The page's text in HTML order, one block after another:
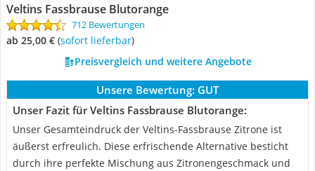
Veltins Fassbrause Blutorange
712 Bewertungen
ab 25,00 € ( Sofort lieferbar)
Preisvergleich und weitere Angebote
Unsere Bewertung: GUT
Unser Fazit für Veltins Fassbrause Blutorange:
Unser Gesamteindruck der Veltins-Fassbrause Zitrone ist
äußerst erfreulich. Diese erfrischende Alternative besticht
durch ihre perfekte Mischung aus Zitronengeschmack und